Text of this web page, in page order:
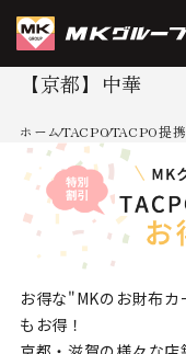
【京都】中華
ホームTACPOTACPO提
お得な"MKのお財布
もお得！